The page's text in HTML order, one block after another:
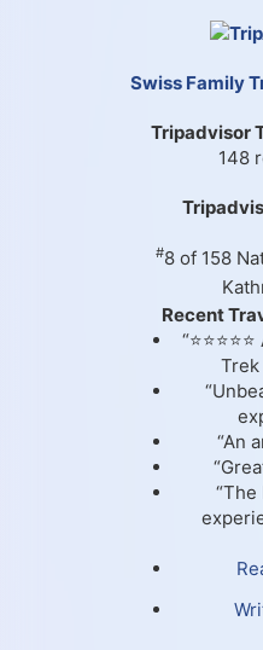
Swiss Family
Tripadvisor
148
#8 of 158
Recent
Trek
“An